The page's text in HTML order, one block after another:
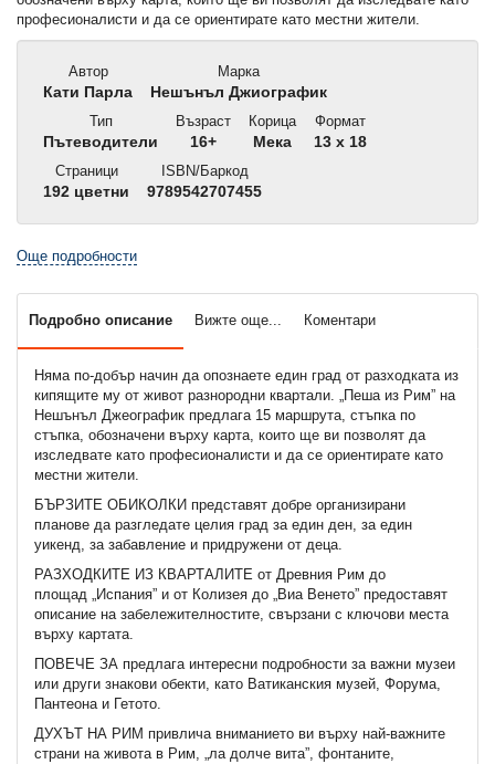
професионалисти и да се ориентирате като местни жители.
Автор
Кати Парла
Марка
Нешънъл Джиографик
Тип
Пътеводители
Възраст
16+
Корица
Мека
Формат
13 x 18
Страници
192 цветни
ISBN/Баркод
9789542707455
Още подробности
Подробно описание Вижте още... Коментари
Няма по-добър начин да опознаете един град от разходката из
кипящите му от живот разнородни квартали. „Пеша из Рим” на
Нешънъл Джeографик предлага 15 маршрута, стъпка по
стъпка, обозначени върху карта, които ще ви позволят да
изследвате като професионалисти и да се ориентирате като
местни жители.
БЪРЗИТЕ ОБИКОЛКИ представят добре организирани
планове да разгледате целия град за един ден, за един
уикенд, за забавление и придружени от деца.
РАЗХОДКИТЕ ИЗ КВАРТАЛИТЕ от Древния Рим до
площад „Испания” и от Колизея до „Виа Венето” предоставят
описание на забележителностите, свързани с ключови места
върху картата.
ПОВЕЧЕ ЗА предлага интересни подробности за важни музеи
или други знакови обекти, като Ватиканския музей, Форума,
Пантеона и Гетото.
ДУХЪТ НА РИМ привлича вниманието ви върху най-важните
страни на живота в Рим, „ла долче вита”, фонтаните,